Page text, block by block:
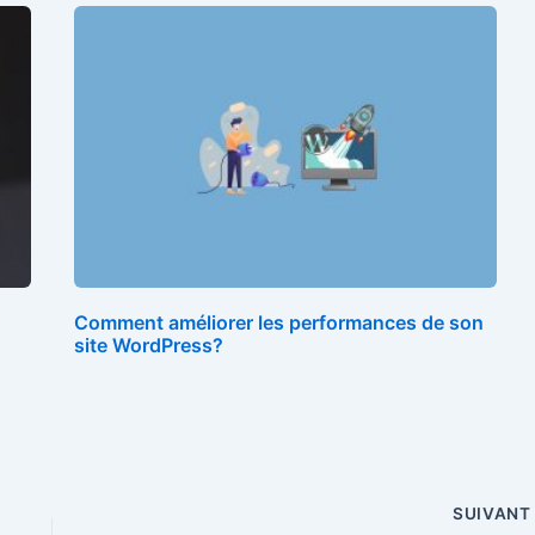
Comment améliorer les performances de son
site WordPress?
SUIVANT